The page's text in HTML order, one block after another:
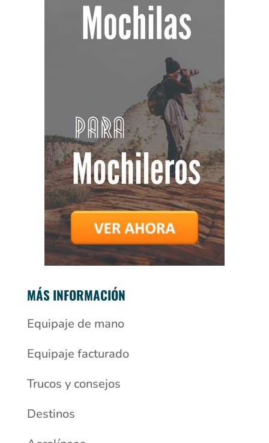
MÁS INFORMACIÓN
Equipaje de mano
Equipaje facturado
Trucos y consejos
Destinos